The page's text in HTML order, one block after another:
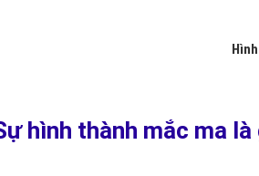
hình thành mắc ma là